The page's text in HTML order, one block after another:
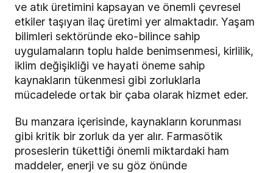
ve atık üretimini kapsayan ve önemli çevresel
etkiler taşıyan ilaç üretimi yer almaktadır. Yaşam
bilimleri sektöründe eko-bilince sahip
uygulamaların toplu halde benimsenmesi, kirlilik,
iklim değişikliği ve hayati öneme sahip
kaynakların tükenmesi gibi zorluklarla
mücadelede ortak bir çaba olarak hizmet eder.
Bu manzara içerisinde, kaynakların korunması
gibi kritik bir zorluk da yer alır. Farmasötik
proseslerin tükettiği önemli miktardaki ham
maddeler, enerji ve su göz önünde